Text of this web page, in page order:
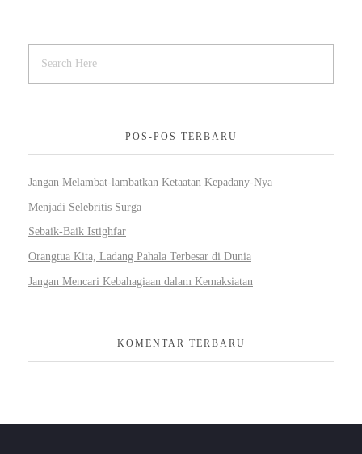
POS-POS TERBARU
Jangan Melambat-lambatkan Ketaatan Kepadany-Nya
Menjadi Selebritis Surga
Sebaik-Baik Istighfar
Orangtua Kita, Ladang Pahala Terbesar di Dunia
Jangan Mencari Kebahagiaan dalam Kemaksiatan
KOMENTAR TERBARU